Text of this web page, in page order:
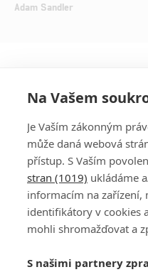
Adam Sandler
DISKUZE
Šéfredaktorkou webu jePetr
Na Vašem
Je Vaším zákonným
může daná webová
přístup. S Vaším
stran (1019) ukládáme
informacím na zařízení,
identifikátory v cookies
mohli shromažďovat a
S našimi partnery